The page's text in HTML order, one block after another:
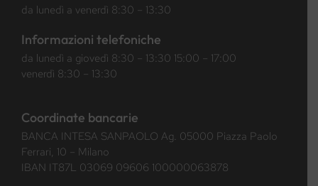
da lunedì a venerdì 8:30 – 13:30
Informazioni telefoniche
da lunedì a giovedì 8:30 – 13:30 15:00 – 17:00
venerdì 8:30 – 13:30
Coordinate bancarie
BANCA INTESA SANPAOLO Ag. 05000 Piazza Paolo
Ferrari, 10 – Milano
IBAN IT87L 03069 09606 100000063878